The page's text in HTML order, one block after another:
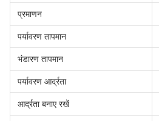
प्रमाणन
पर्यावरण तापमान
भंडारण तापमान
पर्यावरण आर्द्रता
आर्द्रता बनाए रखें